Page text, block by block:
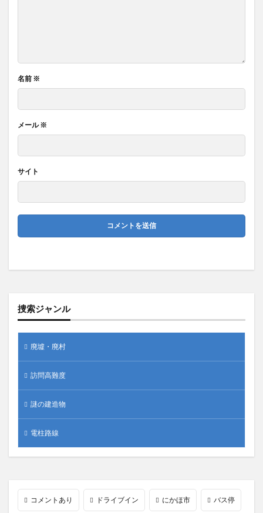
名前 ※
メール※
サイト
捜索ジャンル
廃墟・廃村
訪問高難度
謎の建造物
電柱路線
コメントあり ドライブイン にかほ市 バス停